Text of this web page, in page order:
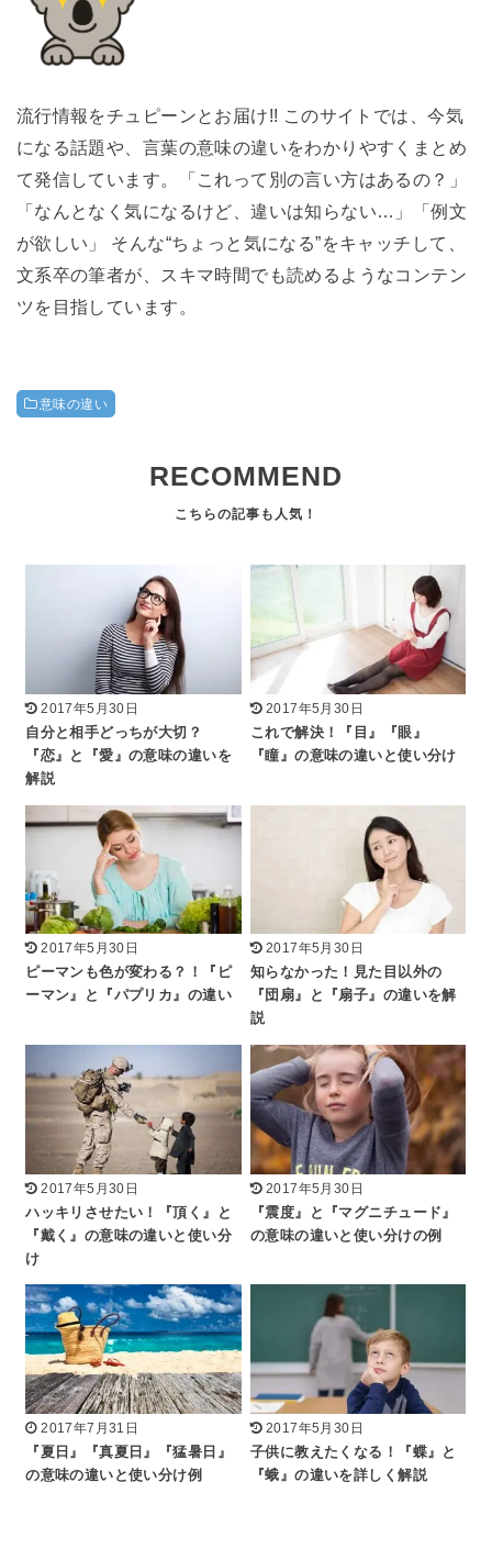
流行情報をチュピーンとお届け!! このサイトでは、今気
になる話題や、言葉の意味の違いをわかりやすくまとめ
て発信しています。「これって別の言い方はあるの？」
「なんとなく気になるけど、違いは知らない…」「例文
が欲しい」 そんな“ちょっと気になる”をキャッチして、
文系卒の筆者が、スキマ時間でも読めるようなコンテン
ツを目指しています。
意味の違い
RECOMMEND
2017年5月30日
自分と相手どっちが大切？
『恋』と『愛』の意味の違いを
解説
2017年5月30日
これで解決！『目』『眼』
『瞳』の意味の違いと使い分け
2017年5月30日
ピーマンも色が変わる？！『ピ
ーマン』と『パプリカ』の違い
2017年5月30日
知らなかった！見た目以外の
『団扇』と『扇子』の違いを解
説
2017年5月30日
ハッキリさせたい！『頂く』と
『戴く』の意味の違いと使い分
け
2017年5月30日
『震度』と『マグニチュード』
の意味の違いと使い分けの例
2017年7月31日
『夏日』『真夏日』『猛暑日』
の意味の違いと使い分け例
2017年5月30日
子供に教えたくなる！『蝶』と
『蛾』の違いを詳しく解説